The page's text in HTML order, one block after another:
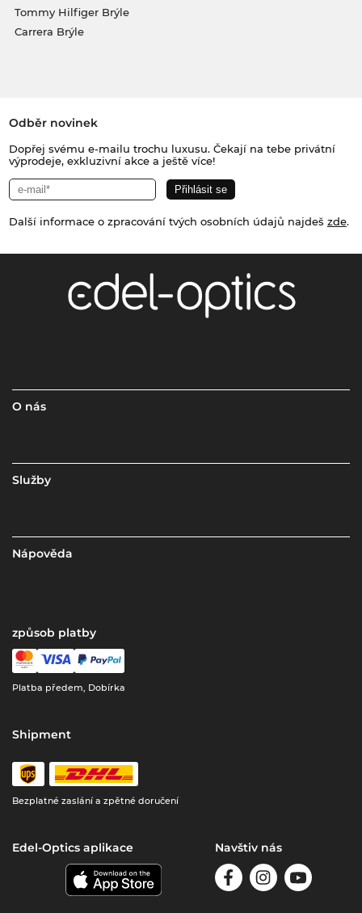
Tommy Hilfiger Brýle
Carrera Brýle
Odběr novinek
Dopřej svému e-mailu trochu luxusu. Čekají na tebe privátní
výprodeje, exkluzivní akce a ještě více!
Další informace o zpracování tvých osobních údajů najdeš zde.
O nás
Služby
Nápověda
způsob platby
Platba předem, Dobírka
Shipment
Bezplatné zaslání a zpětné doručení
Edel-Optics aplikace Navštiv nás